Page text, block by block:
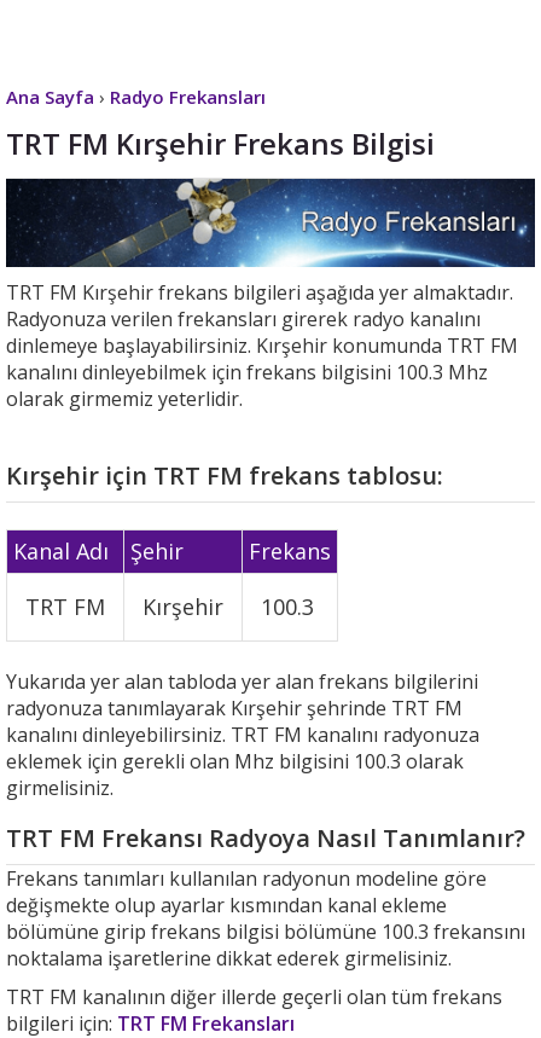
Ana Sayfa › Radyo Frekansları
TRT FM Kırşehir Frekans Bilgisi
TRT FM Kırşehir frekans bilgileri aşağıda yer almaktadır.
Radyonuza verilen frekansları girerek radyo kanalını
dinlemeye başlayabilirsiniz. Kırşehir konumunda TRT FM
kanalını dinleyebilmek için frekans bilgisini 100.3 Mhz
olarak girmemiz yeterlidir.
Kırşehir için TRT FM frekans tablosu:
Kanal Adı Şehir
Frekans
TRT FM
Kırşehir 100.3
Yukarıda yer alan tabloda yer alan frekans bilgilerini
radyonuza tanımlayarak Kırşehir şehrinde TRT FM
kanalını dinleyebilirsiniz. TRT FM kanalını radyonuza
eklemek için gerekli olan Mhz bilgisini 100.3 olarak
girmelisiniz.
TRT FM Frekansı Radyoya Nasıl Tanımlanır?
Frekans tanımları kullanılan radyonun modeline göre
değişmekte olup ayarlar kısmından kanal ekleme
bölümüne girip frekans bilgisi bölümüne 100.3 frekansını
noktalama işaretlerine dikkat ederek girmelisiniz.
TRT FM kanalının diğer illerde geçerli olan tüm frekans
bilgileri için: TRT FM Frekansları